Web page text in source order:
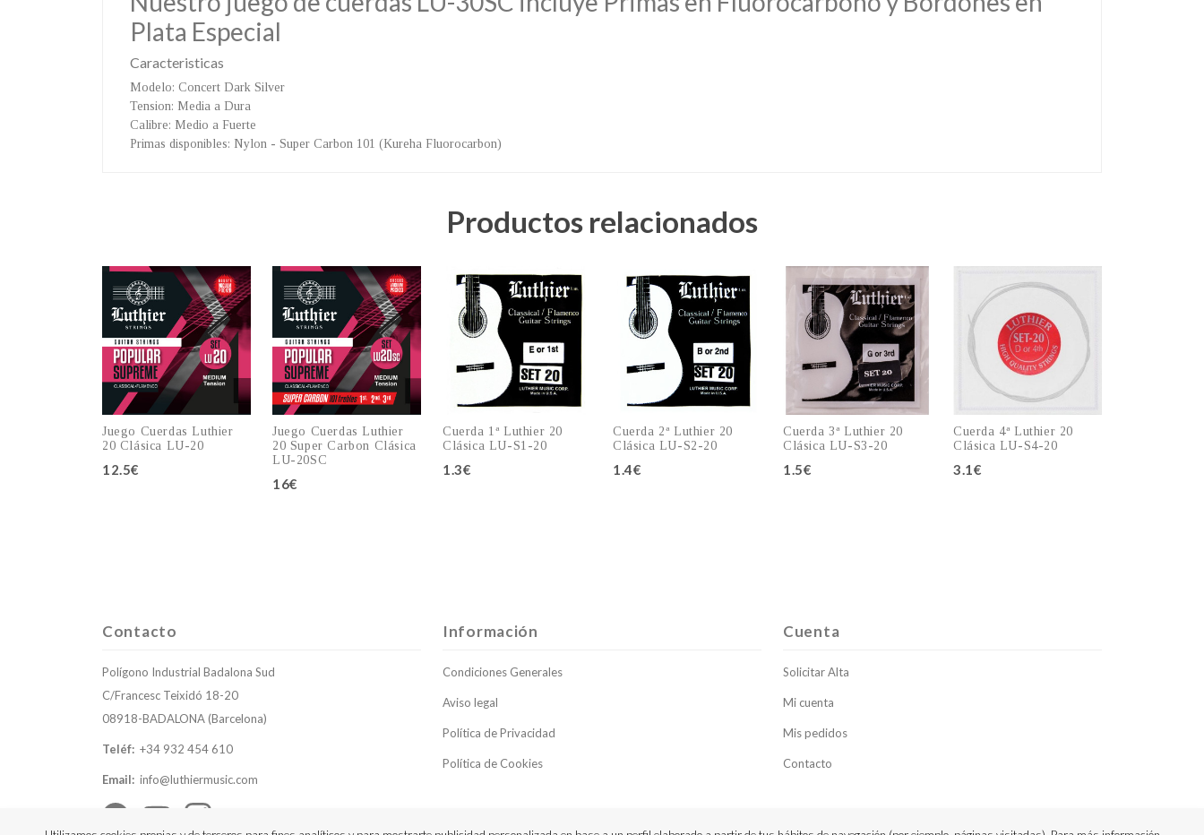
Plata Especial
Caracteristicas
Modelo: Concert Dark Silver
Tension: Media a Dura
Calibre: Medio a Fuerte
Primas disponibles: Nylon - Super Carbon 101 (Kureha Fluorocarbon)
Productos relacionados
Juego Cuerdas Luthier
20 Clásica LU-20
12.5€
Juego Cuerdas Luthier
20 Super Carbon Clásica
LU-20SC
16€
Cuerda 1ª Luthier 20
Clásica LU-S1-20
1.3€
Cuerda 2ª Luthier 20
Clásica LU-S2-20
1.4€
Cuerda 3ª Luthier 20
Clásica LU-S3-20
1.5€
Cuerda 4ª Luthier 20
Clásica LU-S4-20
3.1€
Contacto
Polígono Industrial Badalona Sud
C/Francesc Teixidó 18-20
08918-BADALONA (Barcelona)
Teléf: +34 932 454 610
Email: info@luthiermusic.com
Información
Condiciones Generales
Aviso legal
Política de Privacidad
Política de Cookies
Cuenta
Solicitar Alta
Mi cuenta
Mis pedidos
Contacto